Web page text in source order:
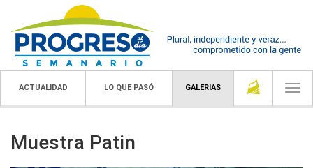
ACTUALIDAD LO QUE PASÓ GALERIAS
Muestra Patin